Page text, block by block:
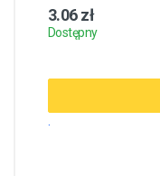
3.06 zł
Dostępny
.